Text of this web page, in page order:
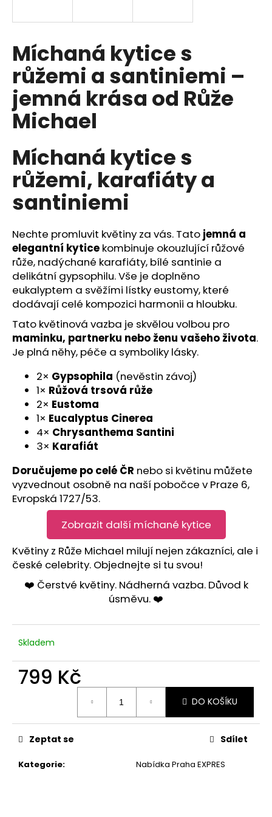
Míchaná kytice s
růžemi a santiniemi –
jemná krása od Růže
Michael
Míchaná kytice s
růžemi, karafiáty a
santiniemi
Nechte promluvit květiny za vás. Tato jemná a
elegantní kytice kombinuje okouzlující růžové
růže, nadýchané karafiáty, bílé santinie a
delikátní gypsophilu. Vše je doplněno
eukalyptem a svěžími lístky eustomy, které
dodávají celé kompozici harmonii a hloubku.
Tato květinová vazba je skvělou volbou pro
maminku, partnerku nebo ženu vašeho života.
Je plná něhy, péče a symboliky lásky.
2× Gypsophila (nevěstin závoj)
1× Růžová trsová růže
2× Eustoma
1× Eucalyptus Cinerea
4× Chrysanthema Santini
3× Karafiát
Doručujeme po celé ČR nebo si květinu můžete
vyzvednout osobně na naší pobočce v Praze 6,
Evropská 1727/53.
Zobrazit další míchané kytice
Květiny z Růže Michael milují nejen zákazníci, ale i
české celebrity. Objednejte si tu svou!
❤️ Čerstvé květiny. Nádherná vazba. Důvod k
úsměvu. ❤️
Skladem
799 Kč
DO KOŠÍKU
Kategorie: Nabídka Praha EXPRES
Zeptat se Sdílet
í
t
?
D
o
o
r
u
č
u
j
m
e